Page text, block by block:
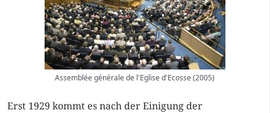
Assemblée générale de l'Eglise d'Ecosse (2005)
Erst 1929 kommt es nach der Einigung der